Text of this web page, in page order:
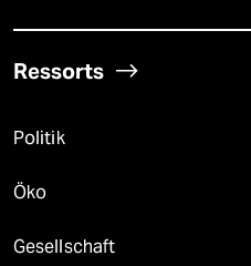
Ressorts
Politik
Öko
Gesellschaft